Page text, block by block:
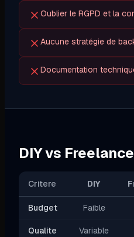
Oublier le RGPD et la
Aucune stratégie de
Documentation
DIY vs
Critere DIY
Budget Faible
Qualite Variable